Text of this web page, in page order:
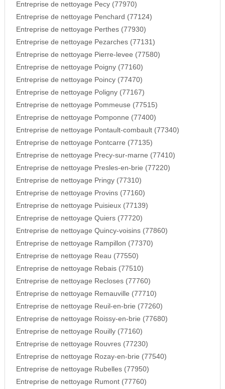
Entreprise de nettoyage Pecy (77970)
Entreprise de nettoyage Penchard (77124)
Entreprise de nettoyage Perthes (77930)
Entreprise de nettoyage Pezarches (77131)
Entreprise de nettoyage Pierre-levee (77580)
Entreprise de nettoyage Poigny (77160)
Entreprise de nettoyage Poincy (77470)
Entreprise de nettoyage Poligny (77167)
Entreprise de nettoyage Pommeuse (77515)
Entreprise de nettoyage Pomponne (77400)
Entreprise de nettoyage Pontault-combault (77340)
Entreprise de nettoyage Pontcarre (77135)
Entreprise de nettoyage Precy-sur-marne (77410)
Entreprise de nettoyage Presles-en-brie (77220)
Entreprise de nettoyage Pringy (77310)
Entreprise de nettoyage Provins (77160)
Entreprise de nettoyage Puisieux (77139)
Entreprise de nettoyage Quiers (77720)
Entreprise de nettoyage Quincy-voisins (77860)
Entreprise de nettoyage Rampillon (77370)
Entreprise de nettoyage Reau (77550)
Entreprise de nettoyage Rebais (77510)
Entreprise de nettoyage Recloses (77760)
Entreprise de nettoyage Remauville (77710)
Entreprise de nettoyage Reuil-en-brie (77260)
Entreprise de nettoyage Roissy-en-brie (77680)
Entreprise de nettoyage Rouilly (77160)
Entreprise de nettoyage Rouvres (77230)
Entreprise de nettoyage Rozay-en-brie (77540)
Entreprise de nettoyage Rubelles (77950)
Entreprise de nettoyage Rumont (77760)